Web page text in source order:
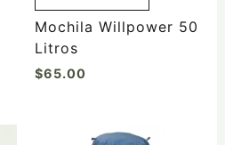
Mochila Willpower 50
Litros
$65.00